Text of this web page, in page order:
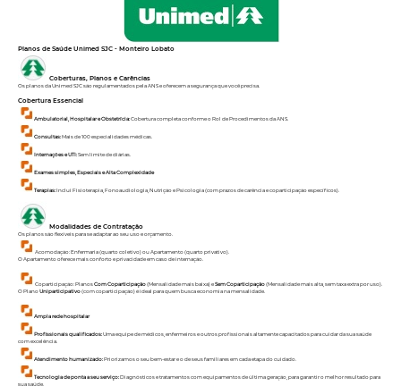
Planos de Saúde Unimed SJC - Monteiro Lobato
Coberturas, Planos e Carências
Os planos da Unimed SJC são regulamentados pela ANS e oferecem a segurança que você precisa.
Cobertura Essencial
Ambulatorial, Hospitalar e Obstetrícia:Cobertura completa conforme o Rol de Procedimentos da ANS.
Consultas:Mais de 100 especialidades médicas.
Internações e UTI:Sem limite de diárias.
Exames simples, Especiais e Alta Complexidade
Terapias:Inclui Fisioterapia, Fonoaudiologia, Nutrição e Psicologia (com prazos de carência e coparticipação específicos).
Modalidades de Contratação
Os planos são flexíveis para se adaptar ao seu uso e orçamento.
Acomodação: Enfermaria (quarto coletivo) ou Apartamento (quarto privativo).
O Apartamento oferece mais conforto e privacidade em caso de internação.
Coparticipação: PlanosCom Coparticipação(Mensalidade mais baixa) eSem Coparticipação(Mensalidade mais alta, sem taxa extra por uso).
O PlanoUniparticipativo(com coparticipação) é ideal para quem busca economia na mensalidade.
Ampla rede hospitalar
Profissionais qualificados:Uma equipe de médicos, enfermeiros e outros profissionais altamente capacitados para cuidar da sua saúde
com excelência.
Atendimento humanizado:Priorizamos o seu bem-estar e o de seus familiares em cada etapa do cuidado.
Tecnologia de ponta a seu serviço:Diagnósticos e tratamentos com equipamentos de última geração, para garantir o melhor resultado para
sua saúde.